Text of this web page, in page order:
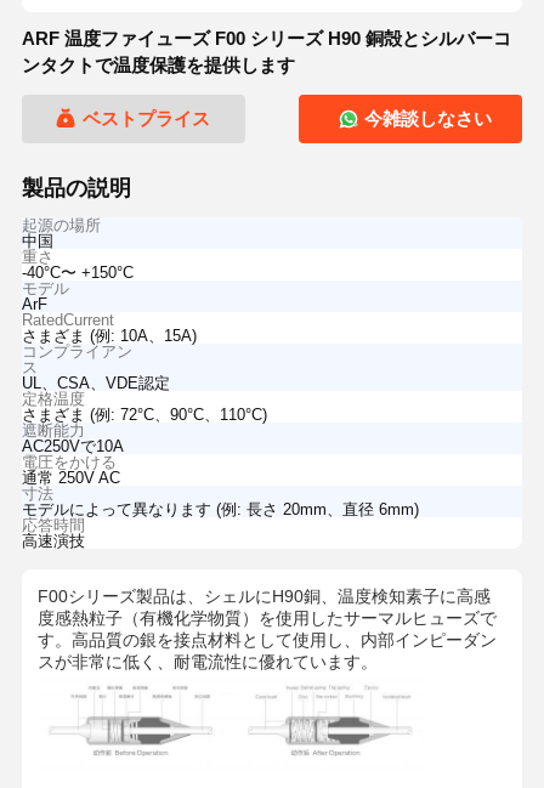
ARF 温度ファイューズ F00 シリーズ H90 銅殻とシルバーコ
ンタクトで温度保護を提供します
ベストプライス 今雑談しなさい
製品の説明
起源の場所
中国
重さ
-40°C〜 +150°C
モデル
ArF
RatedCurrent
さまざま (例: 10A、15A)
コンプライアン
ス
UL、CSA、VDE認定
定格温度
さまざま (例: 72°C、90°C、110°C)
遮断能力
AC250Vで10A
電圧をかける
通常 250V AC
寸法
モデルによって異なります (例: 長さ 20mm、直径 6mm)
応答時間
高速演技
F00シリーズ製品は、シェルにH90銅、温度検知素子に高感
度感熱粒子（有機化学物質）を使用したサーマルヒューズで
す。高品質の銀を接点材料として使用し、内部インピーダン
スが非常に低く、耐電流性に優れています。